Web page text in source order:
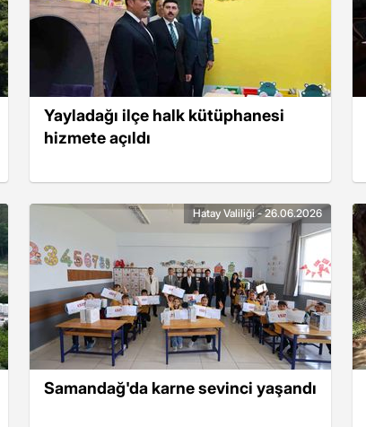
Yayladağı ilçe halk kütüphanesi
hizmete açıldı
Samandağ'da karne sevinci yaşandı
Hatay Valiliği - 26.06.2026